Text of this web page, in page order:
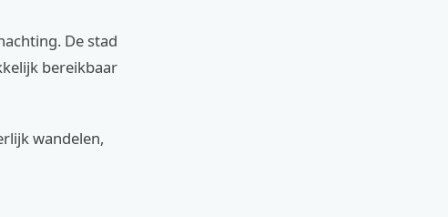
De stad
bereikbaar
wandelen,